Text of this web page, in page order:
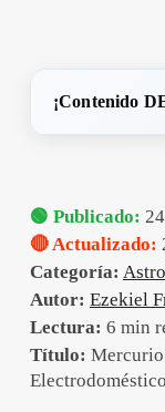
¡Contenido
🟢 Publicado:
🔴 Actualizado:
Categoría:
Autor: Ezekiel
Lectura: 6 min
Título: Mercurio